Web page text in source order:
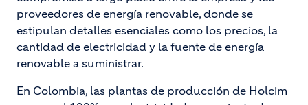
proveedores de energía renovable, donde se
estipulan detalles esenciales como los precios, la
cantidad de electricidad y la fuente de energía
renovable a suministrar.
En Colombia, las plantas de producción de Holcim